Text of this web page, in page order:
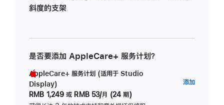
斜度的支架
是否要添加 AppleCare+ 服务计划？
AppleCare+ 服务计划 (适用于 Studio
Display)
RMB 1,249 或 RMB 53/月 (24 期)
添加